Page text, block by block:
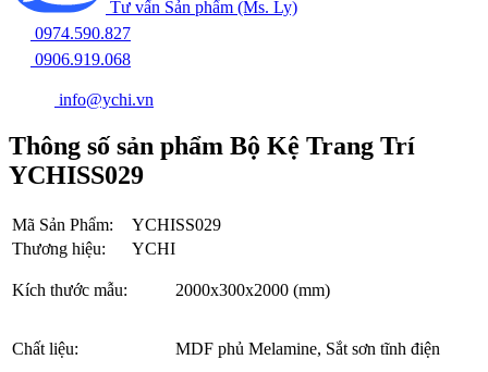
Tư vấn Sản phẩm (Ms. Ly)
0974.590.827
0906.919.068
info@ychi.vn
Thông số sản phẩm Bộ Kệ Trang Trí
YCHISS029
Mã Sản Phẩm:
YCHISS029
Thương hiệu:
YCHI
Kích thước mẫu: 2000x300x2000 (mm)
Chất liệu: MDF phủ Melamine, Sắt sơn tĩnh điện